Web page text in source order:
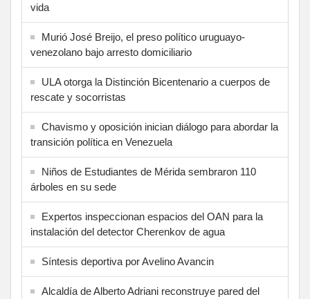
vida
Murió José Breijo, el preso político uruguayo-
venezolano bajo arresto domiciliario
ULA otorga la Distinción Bicentenario a cuerpos de
rescate y socorristas
Chavismo y oposición inician diálogo para abordar la
transición política en Venezuela
Niños de Estudiantes de Mérida sembraron 110
árboles en su sede
Expertos inspeccionan espacios del OAN para la
instalación del detector Cherenkov de agua
Síntesis deportiva por Avelino Avancin
Alcaldía de Alberto Adriani reconstruye pared del